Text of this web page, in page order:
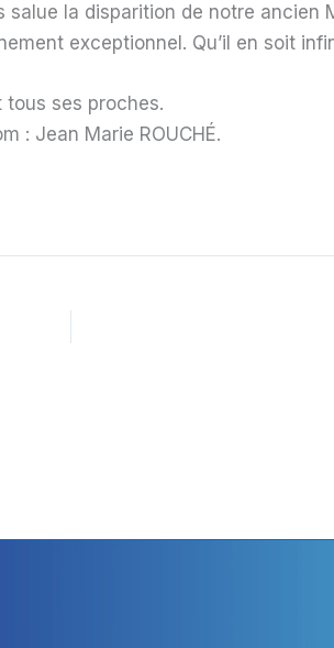
salue la disparition de notre ancien
exceptionnel. Qu’il en soit
tous ses proches.
: Jean Marie ROUCHÉ.